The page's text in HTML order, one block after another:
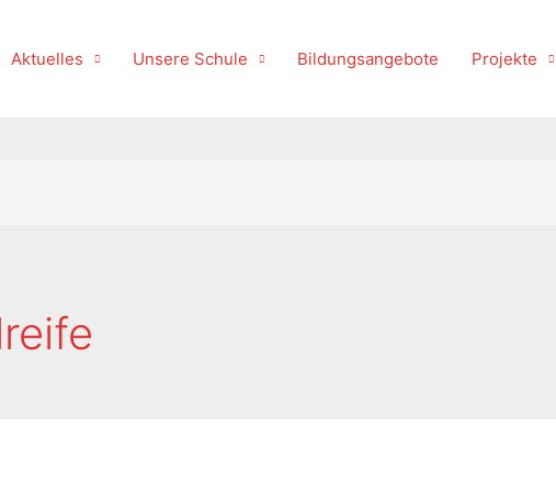
Aktuelles Unsere Schule Bildungsangebote Projekte